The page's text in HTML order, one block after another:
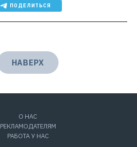
ПОДЕЛИТЬСЯ
НАВЕРХ
О НАС
РЕКЛАМОДАТЕЛЯМ
РАБОТА У НАС